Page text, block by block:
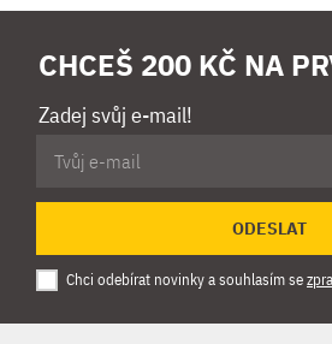
CHCEŠ 200 KČ NA
Zadej svůj e-mail!
ODESLAT
Chci odebírat novinky a souhlasím se